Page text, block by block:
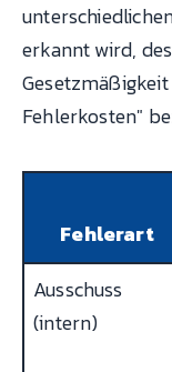
erkannt wird,
Fehlerkosten"
Fehlerart
Ausschuss
(intern)